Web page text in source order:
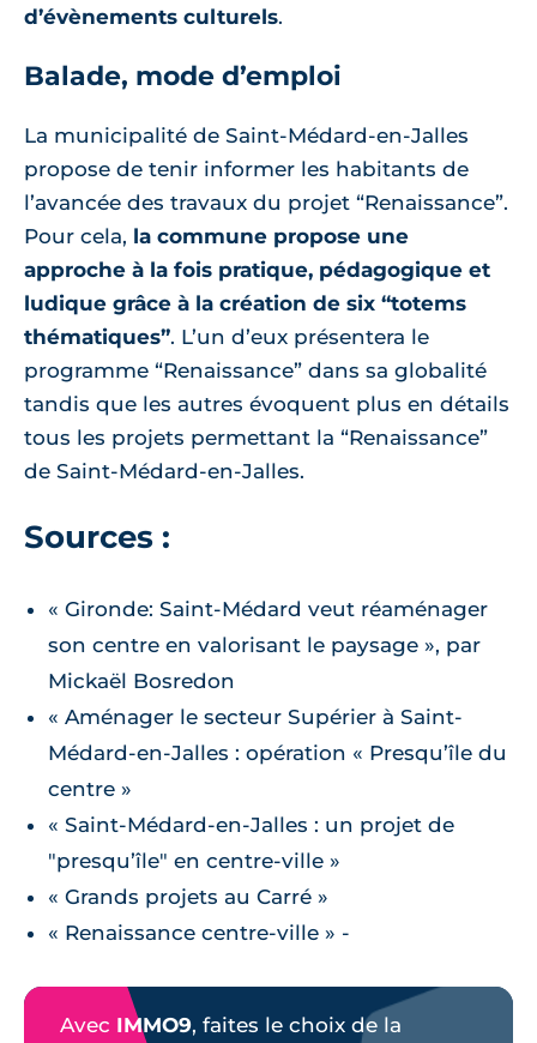
d’évènements culturels.
Balade, mode d’emploi
La municipalité de Saint-Médard-en-Jalles
propose de tenir informer les habitants de
l’avancée des travaux du projet “Renaissance”.
Pour cela, la commune propose une
approche à la fois pratique, pédagogique et
ludique grâce à la création de six “totems
thématiques”. L’un d’eux présentera le
programme “Renaissance” dans sa globalité
tandis que les autres évoquent plus en détails
tous les projets permettant la “Renaissance”
de Saint-Médard-en-Jalles.
Sources :
« Gironde: Saint-Médard veut réaménager
son centre en valorisant le paysage », par
Mickaël Bosredon
« Aménager le secteur Supérier à Saint-
Médard-en-Jalles : opération « Presqu’île du
centre »
« Saint-Médard-en-Jalles : un projet de
"presqu’île" en centre-ville »
« Grands projets au Carré »
« Renaissance centre-ville » -
Avec IMMO9, faites le choix de la